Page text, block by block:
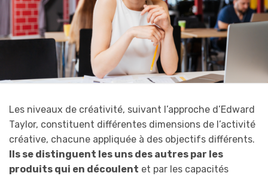
Les niveaux de créativité, suivant l’approche d’Edward
Taylor, constituent différentes dimensions de l’activité
créative, chacune appliquée à des objectifs différents.
Ils se distinguent les uns des autres par les
produits qui en découlent et par les capacités